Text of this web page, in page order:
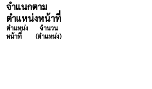
จำแนกตาม
ตำแหน่งหน้าที่
ตำแหน่ง
หน้าที่
จำนวน
(ตำแหน่ง)